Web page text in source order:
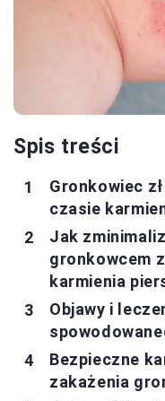
Spis treści
Gronkowiec
czasie
Jak
gronkowcem
karmienia
Objawy i
Bezpieczne
zakażenia